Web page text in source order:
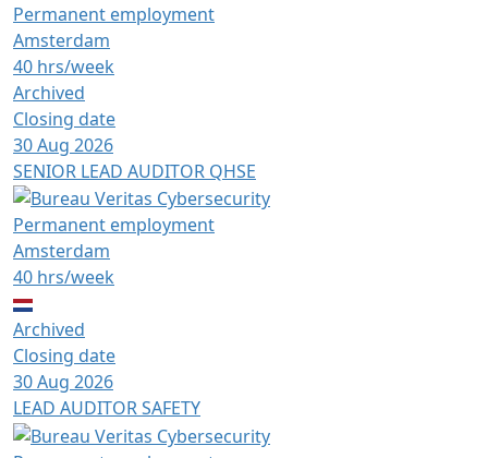
Permanent employment
Amsterdam
40 hrs/week
Archived
Closing date
30 Aug 2026
SENIOR LEAD AUDITOR QHSE
Permanent employment
Amsterdam
40 hrs/week
Archived
Closing date
30 Aug 2026
LEAD AUDITOR SAFETY